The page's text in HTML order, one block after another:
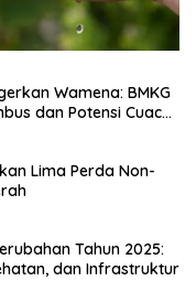
Wamena: BMKG
dan Potensi Cuaca
Lima Perda Non-
Tahun 2025:
dan Infrastruktur